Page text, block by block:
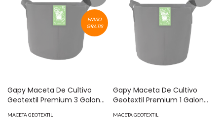
ENVÍO
GRATIS
Gapy Maceta De Cultivo
Geotextil Premium 3 Galones
MACETA GEOTEXTIL
Gapy Maceta De Cultivo
Geotextil Premium 1 Galon
MACETA GEOTEXTIL